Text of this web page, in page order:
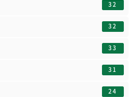
32
32
33
31
24